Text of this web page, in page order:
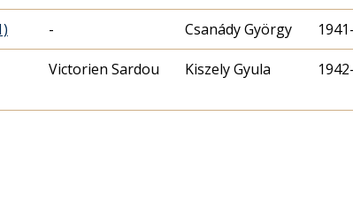
- Csanády György
Victorien Sardou Kiszely Gyula